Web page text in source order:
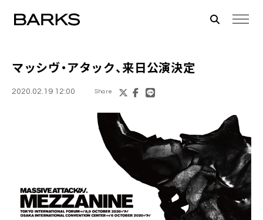
マッシヴ・アタック、来日公演決定
2020.02.19 12:00 Share